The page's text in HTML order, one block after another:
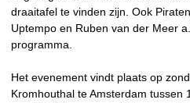
draaitafel te vinden zijn. Ook
Uptempo en Ruben van der Meer
programma.
Het evenement vindt plaats op
Kromhouthal te Amsterdam tussen